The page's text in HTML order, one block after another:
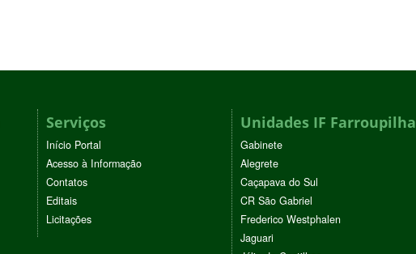
Serviços
Início Portal
Acesso à Informação
Contatos
Editais
Licitações
Unidades IF Farroupilha
Gabinete
Alegrete
Caçapava do Sul
CR São Gabriel
Frederico Westphalen
Jaguari